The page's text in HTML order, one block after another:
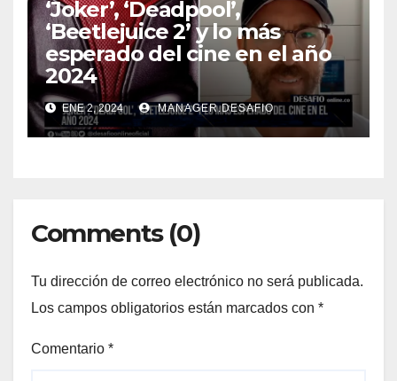
‘Joker’, ‘Deadpool’,
‘Beetlejuice 2’ y lo más
esperado del cine en el año
2024
ENE 2, 2024 MANAGER.DESAFIO
Comments (0)
Tu dirección de correo electrónico no será publicada.
Los campos obligatorios están marcados con *
Comentario *